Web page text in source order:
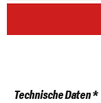
Technische Daten *